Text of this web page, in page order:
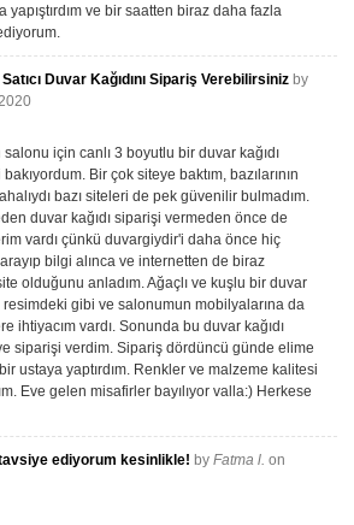
ve bir saatten biraz daha fazla
Duvar Kağıdını Sipariş Verebilirsiniz by
salonu için canlı 3 boyutlu bir duvar kağıdı
Bir çok siteye baktım, bazılarının
bazı siteleri de pek güvenilir bulmadım.
duvar kağıdı siparişi vermeden önce de
vardı çünkü duvargiydir'i daha önce hiç
bilgi alınca ve internetten de biraz
olduğunu anladım. Ağaçlı ve kuşlu bir duvar
resimdeki gibi ve salonumun mobilyalarına da
ihtiyacım vardı. Sonunda bu duvar kağıdı
siparişi verdim. Sipariş dördüncü günde elime
ustaya yaptırdım. Renkler ve malzeme kalitesi
Eve gelen misafirler bayılıyor valla:) Herkese
ediyorum kesinlikle! byFatma l. on